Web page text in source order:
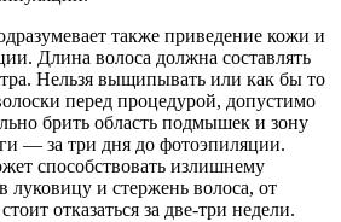
также приведение кожи и
Длина волоса должна составлять
Нельзя выщипывать или как бы то
перед процедурой, допустимо
брить область подмышек и зону
— за три дня до фотоэпиляции.
способствовать излишнему
луковицу и стержень волоса, от
отказаться за две-три недели.